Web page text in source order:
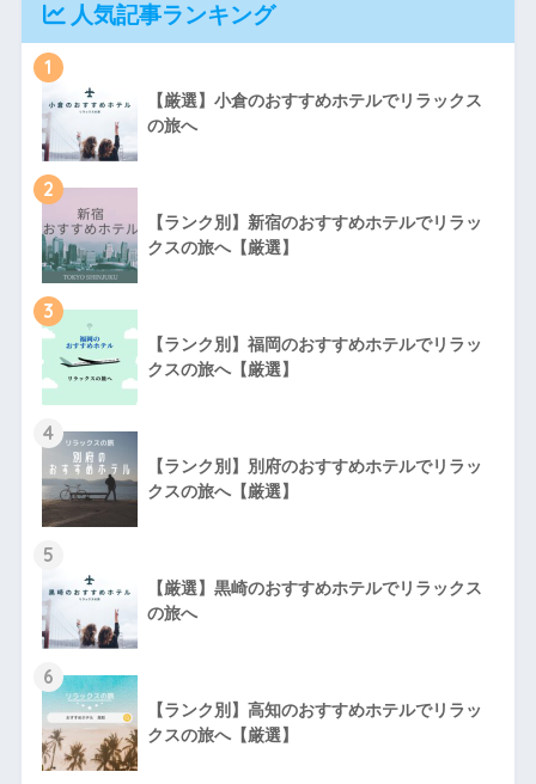
人気記事ランキング
1
【厳選】小倉のおすすめホテルでリラックス
の旅へ
2
【ランク別】新宿のおすすめホテルでリラッ
クスの旅へ【厳選】
3
【ランク別】福岡のおすすめホテルでリラッ
クスの旅へ【厳選】
4
【ランク別】別府のおすすめホテルでリラッ
クスの旅へ【厳選】
5
【厳選】黒崎のおすすめホテルでリラックス
の旅へ
6
【ランク別】高知のおすすめホテルでリラッ
クスの旅へ【厳選】